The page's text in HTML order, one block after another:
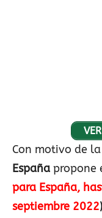
Con motivo de
España propone
para España,
septiembre 2022)